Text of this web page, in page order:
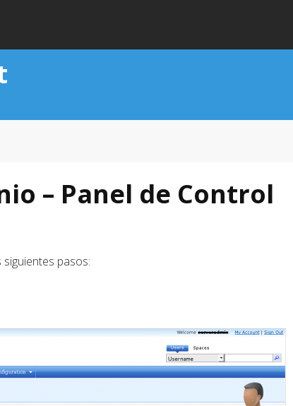
– Panel de Control
pasos: